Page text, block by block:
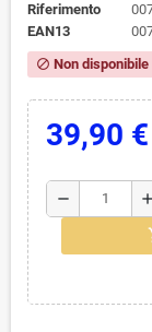
Riferimento
EAN13
block Non disponibile
39,90 €
remove add